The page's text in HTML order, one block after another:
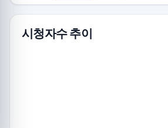
시청자수 추이